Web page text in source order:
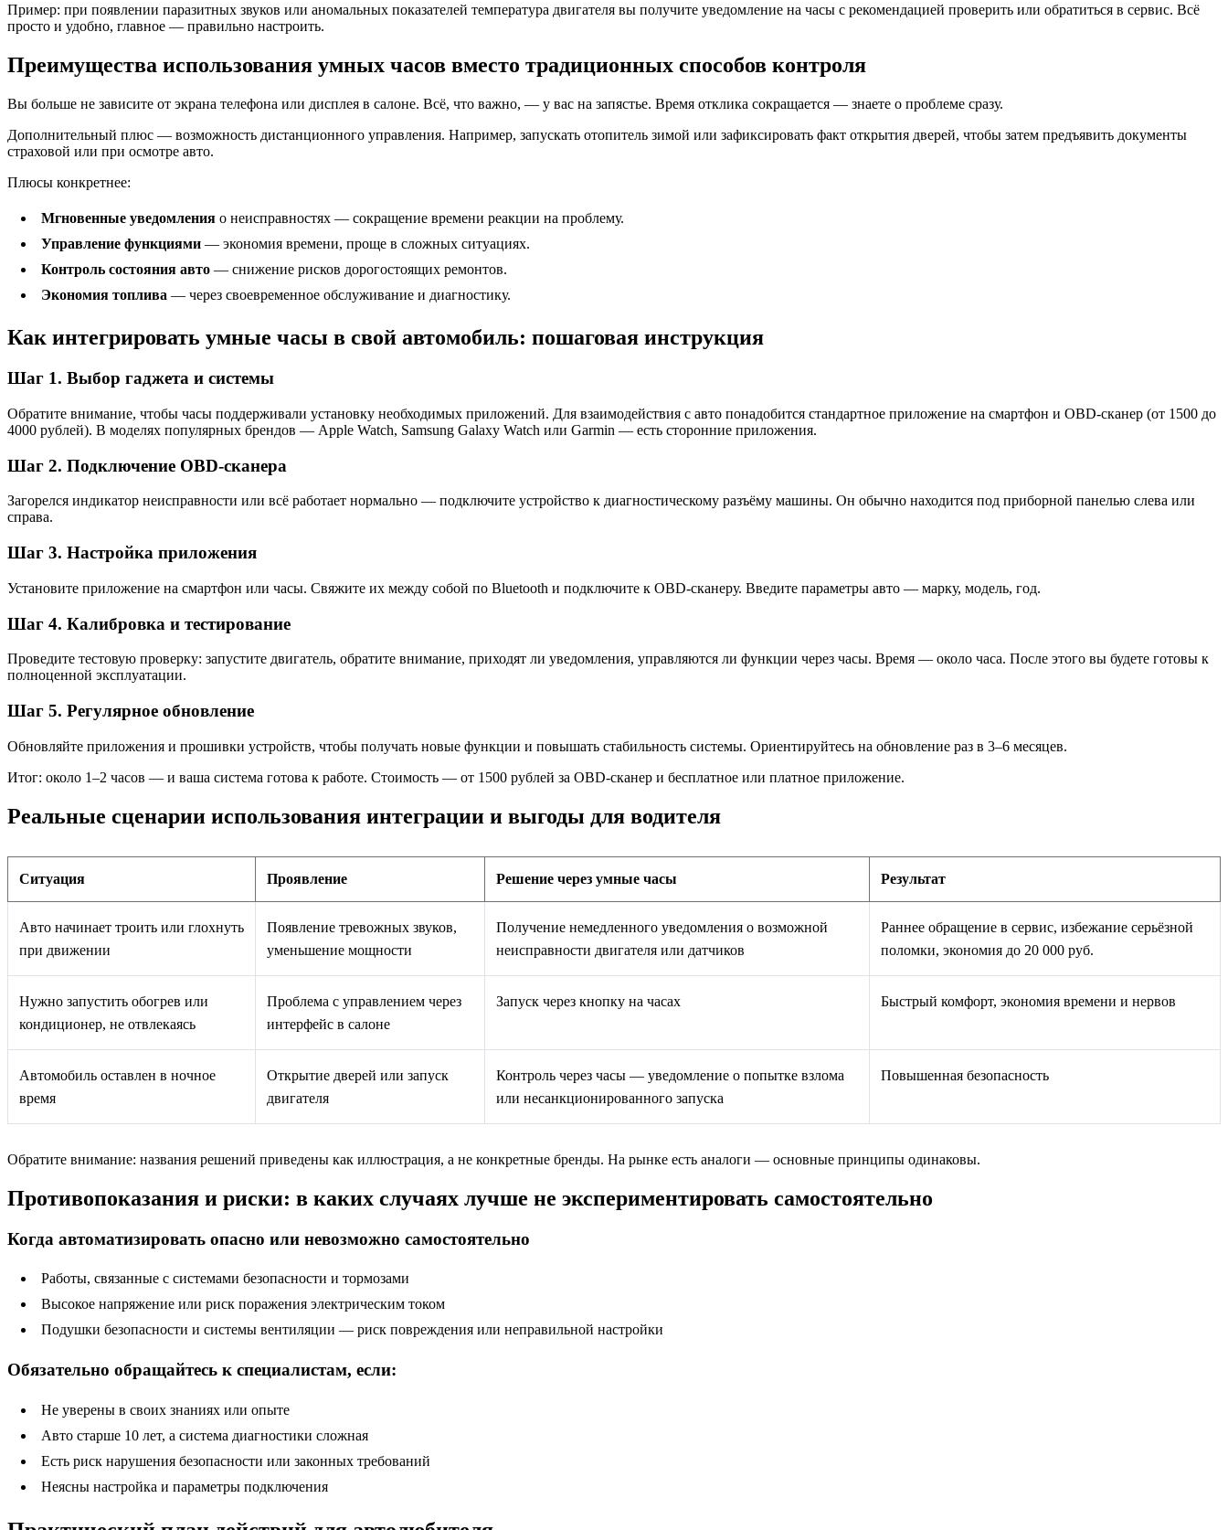
Пример: при появлении паразитных звуков или аномальных показателей температура двигателя вы получите уведомление на часы с рекомендацией проверить или обратиться в сервис. Всё
просто и удобно, главное — правильно настроить.
Преимущества использования умных часов вместо традиционных способов контроля
Вы больше не зависите от экрана телефона или дисплея в салоне. Всё, что важно, — у вас на запястье. Время отклика сокращается — знаете о проблеме сразу.
Дополнительный плюс — возможность дистанционного управления. Например, запускать отопитель зимой или зафиксировать факт открытия дверей, чтобы затем предъявить документы
страховой или при осмотре авто.
Плюсы конкретнее:
Мгновенные уведомления о неисправностях — сокращение времени реакции на проблему.
Управление функциями — экономия времени, проще в сложных ситуациях.
Контроль состояния авто — снижение рисков дорогостоящих ремонтов.
Экономия топлива — через своевременное обслуживание и диагностику.
Как интегрировать умные часы в свой автомобиль: пошаговая инструкция
Шаг 1. Выбор гаджета и системы
Обратите внимание, чтобы часы поддерживали установку необходимых приложений. Для взаимодействия с авто понадобится стандартное приложение на смартфон и OBD‑сканер (от 1500 до
4000 рублей). В моделях популярных брендов — Apple Watch, Samsung Galaxy Watch или Garmin — есть сторонние приложения.
Шаг 2. Подключение OBD‑сканера
Загорелся индикатор неисправности или всё работает нормально — подключите устройство к диагностическому разъёму машины. Он обычно находится под приборной панелью слева или
справа.
Шаг 3. Настройка приложения
Установите приложение на смартфон или часы. Свяжите их между собой по Bluetooth и подключите к OBD‑сканеру. Введите параметры авто — марку, модель, год.
Шаг 4. Калибровка и тестирование
Проведите тестовую проверку: запустите двигатель, обратите внимание, приходят ли уведомления, управляются ли функции через часы. Время — около часа. После этого вы будете готовы к
полноценной эксплуатации.
Шаг 5. Регулярное обновление
Обновляйте приложения и прошивки устройств, чтобы получать новые функции и повышать стабильность системы. Ориентируйтесь на обновление раз в 3–6 месяцев.
Итог: около 1–2 часов — и ваша система готова к работе. Стоимость — от 1500 рублей за OBD‑сканер и бесплатное или платное приложение.
Реальные сценарии использования интеграции и выгоды для водителя
Ситуация Проявление Решение через умные часы Результат
Авто начинает троить или глохнуть
при движении
Появление тревожных звуков,
уменьшение мощности
Получение немедленного уведомления о возможной
неисправности двигателя или датчиков
Раннее обращение в сервис, избежание серьёзной
поломки, экономия до 20 000 руб.
Нужно запустить обогрев или
кондиционер, не отвлекаясь
Проблема с управлением через
интерфейс в салоне
Запуск через кнопку на часах Быстрый комфорт, экономия времени и нервов
Автомобиль оставлен в ночное
время
Открытие дверей или запуск
двигателя
Контроль через часы — уведомление о попытке взлома
или несанкционированного запуска
Повышенная безопасность
Обратите внимание: названия решений приведены как иллюстрация, а не конкретные бренды. На рынке есть аналоги — основные принципы одинаковы.
Противопоказания и риски: в каких случаях лучше не экспериментировать самостоятельно
Когда автоматизировать опасно или невозможно самостоятельно
Работы, связанные с системами безопасности и тормозами
Высокое напряжение или риск поражения электрическим током
Подушки безопасности и системы вентиляции — риск повреждения или неправильной настройки
Обязательно обращайтесь к специалистам, если:
Не уверены в своих знаниях или опыте
Авто старше 10 лет, а система диагностики сложная
Есть риск нарушения безопасности или законных требований
Неясны настройка и параметры подключения